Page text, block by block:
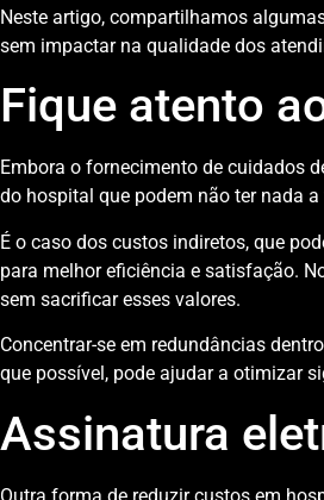
Neste artigo, compartilhamos
sem impactar na qualidade dos
Fique atento
Embora o fornecimento de cuidados
do hospital que podem não ter nada
É o caso dos custos indiretos, que
para melhor eficiência e satisfação.
sem sacrificar esses valores.
Concentrar-se em redundâncias
que possível, pode ajudar a otimizar
Assinatura
Outra forma de reduzir custos em